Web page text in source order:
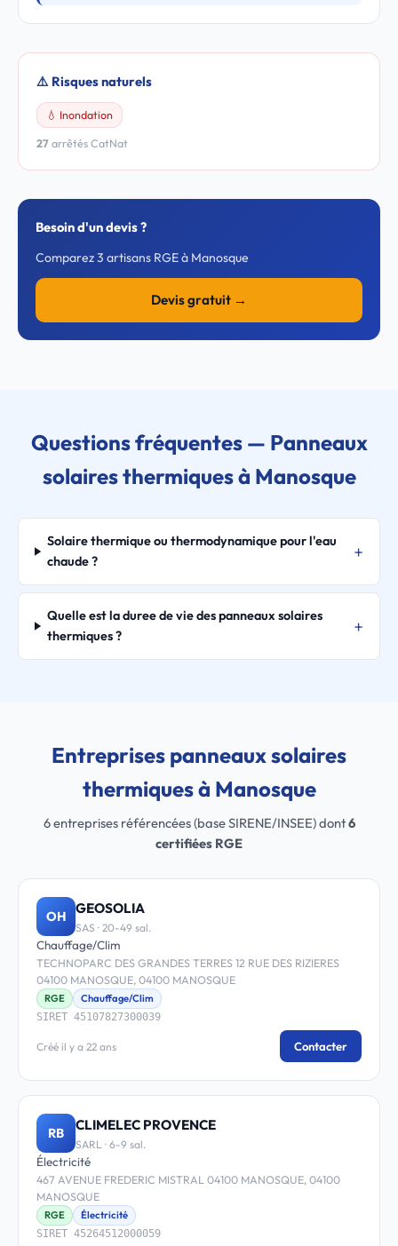
⚠️ Risques naturels
💧 Inondation
27 arrêtés CatNat
Besoin d'un devis ?
Comparez 3 artisans RGE à Manosque
Devis gratuit →
Questions fréquentes — Panneaux
solaires thermiques à Manosque
Solaire thermique ou thermodynamique pour l'eau
chaude ?
Quelle est la duree de vie des panneaux solaires
thermiques ?
Entreprises panneaux solaires
thermiques à Manosque
6 entreprises référencées (base SIRENE/INSEE) dont6
certifiées RGE
OH GEOSOLIA
SAS · 20-49 sal.
Chauffage/Clim
TECHNOPARC DES GRANDES TERRES 12 RUE DES RIZIERES
04100 MANOSQUE, 04100 MANOSQUE
RGE
Chauffage/Clim
SIRET 45107827300039
Créé il y a 22 ans Contacter
RB CLIMELEC PROVENCE
SARL · 6-9 sal.
Électricité
467 AVENUE FREDERIC MISTRAL 04100 MANOSQUE, 04100
MANOSQUE
RGE
Électricité
SIRET 45264512000059